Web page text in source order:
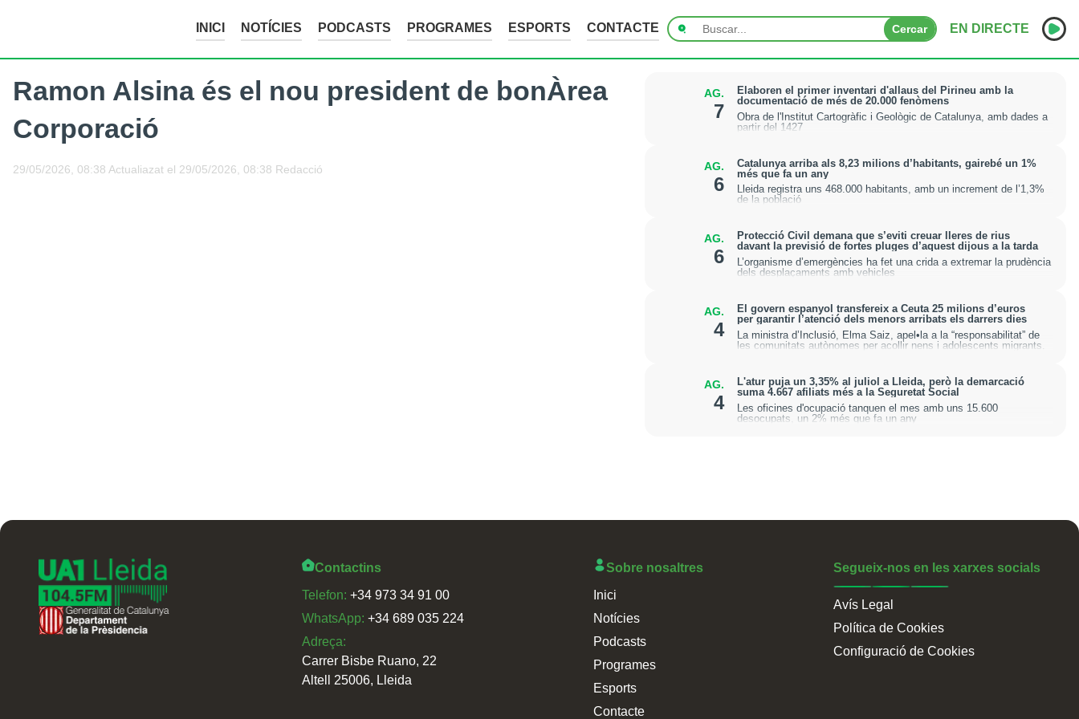
INICI NOTÍCIES PODCASTS PROGRAMES ESPORTS CONTACTE Cercar EN DIRECTE
INICI
NOTÍCIES
PROGRAMES
CONTACTE
Ramon Alsina és el nou president de bonÀrea
Corporació
29/05/2026, 08:38 Actualiazat el 29/05/2026, 08:38 Redacció
AG.
7
Elaboren el primer inventari d'allaus del Pirineu amb la
documentació de més de 20.000 fenòmens
Obra de l'Institut Cartogràfic i Geològic de Catalunya, amb dades a
partir del 1427
AG.
6
Catalunya arriba als 8,23 milions d’habitants, gairebé un 1%
més que fa un any
Lleida registra uns 468.000 habitants, amb un increment de l’1,3%
de la població
AG.
6
Protecció Civil demana que s’eviti creuar lleres de rius
davant la previsió de fortes pluges d’aquest dijous a la tarda
L’organisme d’emergències ha fet una crida a extremar la prudència
dels desplaçaments amb vehicles
AG.
4
El govern espanyol transfereix a Ceuta 25 milions d’euros
per garantir l’atenció dels menors arribats els darrers dies
La ministra d’Inclusió, Elma Saiz, apel•la a la “responsabilitat” de
les comunitats autònomes per acollir nens i adolescents migrants.
AG.
4
L'atur puja un 3,35% al juliol a Lleida, però la demarcació
suma 4.667 afiliats més a la Seguretat Social
Les oficines d'ocupació tanquen el mes amb uns 15.600
desocupats, un 2% més que fa un any
Contactins
Telefon: +34 973 34 91 00
WhatsApp: +34 689 035 224
Adreça:
Carrer Bisbe Ruano, 22
Altell 25006, Lleida
Sobre nosaltres
Inici
Notícies
Podcasts
Programes
Esports
Contacte
Segueix-nos en les xarxes socials
Avís Legal
Política de Cookies
Configuració de Cookies